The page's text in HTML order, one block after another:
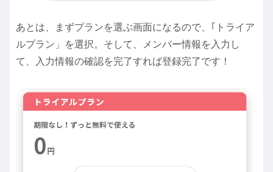
あとは、まずプランを選ぶ画面になるので、｢トライア
ルプラン」を選択。そして、メンバー情報を入力し
て、入力情報の確認を完了すれば登録完了です！